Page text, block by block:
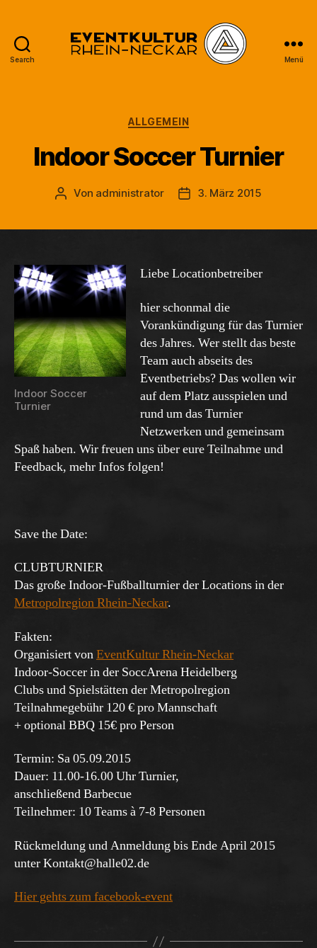
Search Menü
Kategorien
ALLGEMEIN
Indoor Soccer Turnier
Beitragsautor
Von administrator Beitragsdatum
3. März 2015
Indoor Soccer
Turnier
Liebe Locationbetreiber
hier schonmal die
Vorankündigung für das Turnier
des Jahres. Wer stellt das beste
Team auch abseits des
Eventbetriebs? Das wollen wir
auf dem Platz ausspielen und
rund um das Turnier
Netzwerken und gemeinsam
Spaß haben. Wir freuen uns über eure Teilnahme und
Feedback, mehr Infos folgen!
Save the Date:
CLUBTURNIER
Das große Indoor-Fußballturnier der Locations in der
Metropolregion Rhein-Neckar.
Fakten:
Organisiert vonEventKultur Rhein-Neckar
Indoor-Soccer in der SoccArena Heidelberg
Clubs und Spielstätten der Metropolregion
Teilnahmegebühr 120 € pro Mannschaft
+ optional BBQ 15€ pro Person
Termin: Sa 05.09.2015
Dauer: 11.00-16.00 Uhr Turnier,
anschließend Barbecue
Teilnehmer: 10 Teams à 7-8 Personen
Rückmeldung und Anmeldung bis Ende April 2015
unter Kontakt@halle02.de
Hier gehts zum facebook-event